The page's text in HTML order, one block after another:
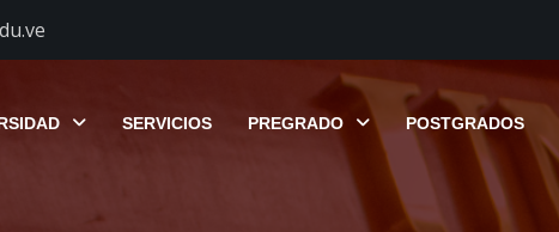
SERVICIOS PREGRADO POSTGRADOS